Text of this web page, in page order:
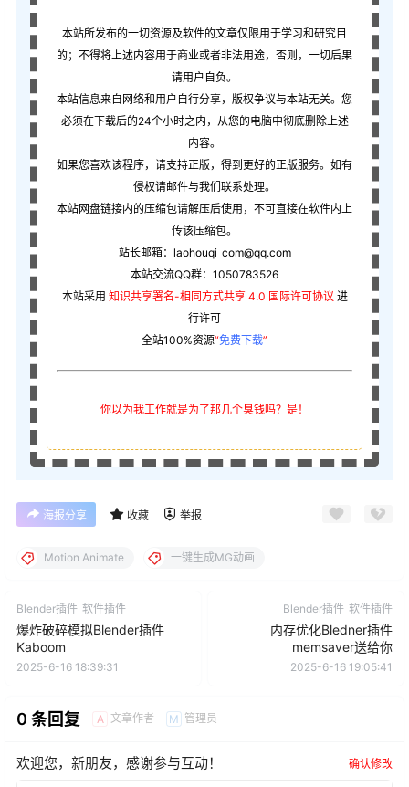
本站所发布的一切资源及软件的文章仅限用于学习和研究目
的；不得将上述内容用于商业或者非法用途，否则，一切后果
请用户自负。
本站信息来自网络和用户自行分享，版权争议与本站无关。您
必须在下载后的24个小时之内，从您的电脑中彻底删除上述
内容。
如果您喜欢该程序，请支持正版，得到更好的正版服务。如有
侵权请邮件与我们联系处理。
本站网盘链接内的压缩包请解压后使用，不可直接在软件内上
传该压缩包。
站长邮箱：laohouqi_com@qq.com
本站交流QQ群：1050783526
本站采用 知识共享署名-相同方式共享 4.0 国际许可协议 进
行许可
全站100%资源“免费下载”
你以为我工作就是为了那几个臭钱吗？是！
海报分享 收藏 举报
Motion Animate 一键生成MG动画
Blender插件 软件插件
爆炸破碎模拟Blender插件
Kaboom
2025-6-16 18:39:31
Blender插件 软件插件
内存优化Bledner插件
memsaver送给你
2025-6-16 19:05:41
0 条回复 A 文章作者 M 管理员
欢迎您，新朋友，感谢参与互动！ 确认修改